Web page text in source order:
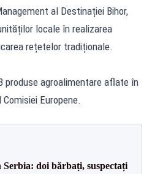
al Destinației Bihor,
locale în realizarea
rețetelor tradiționale.
produse agroalimentare aflate în
Europene.
doi bărbați, suspectați